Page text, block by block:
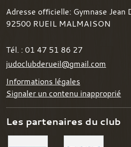
Adresse officielle: Gymnase Jean
92500 RUEIL MALMAISON
Tél. : 01 47 51 86 27
judoclubderueil@gmail.com
Informations légales
Signaler un contenu inapproprié
Les partenaires du club